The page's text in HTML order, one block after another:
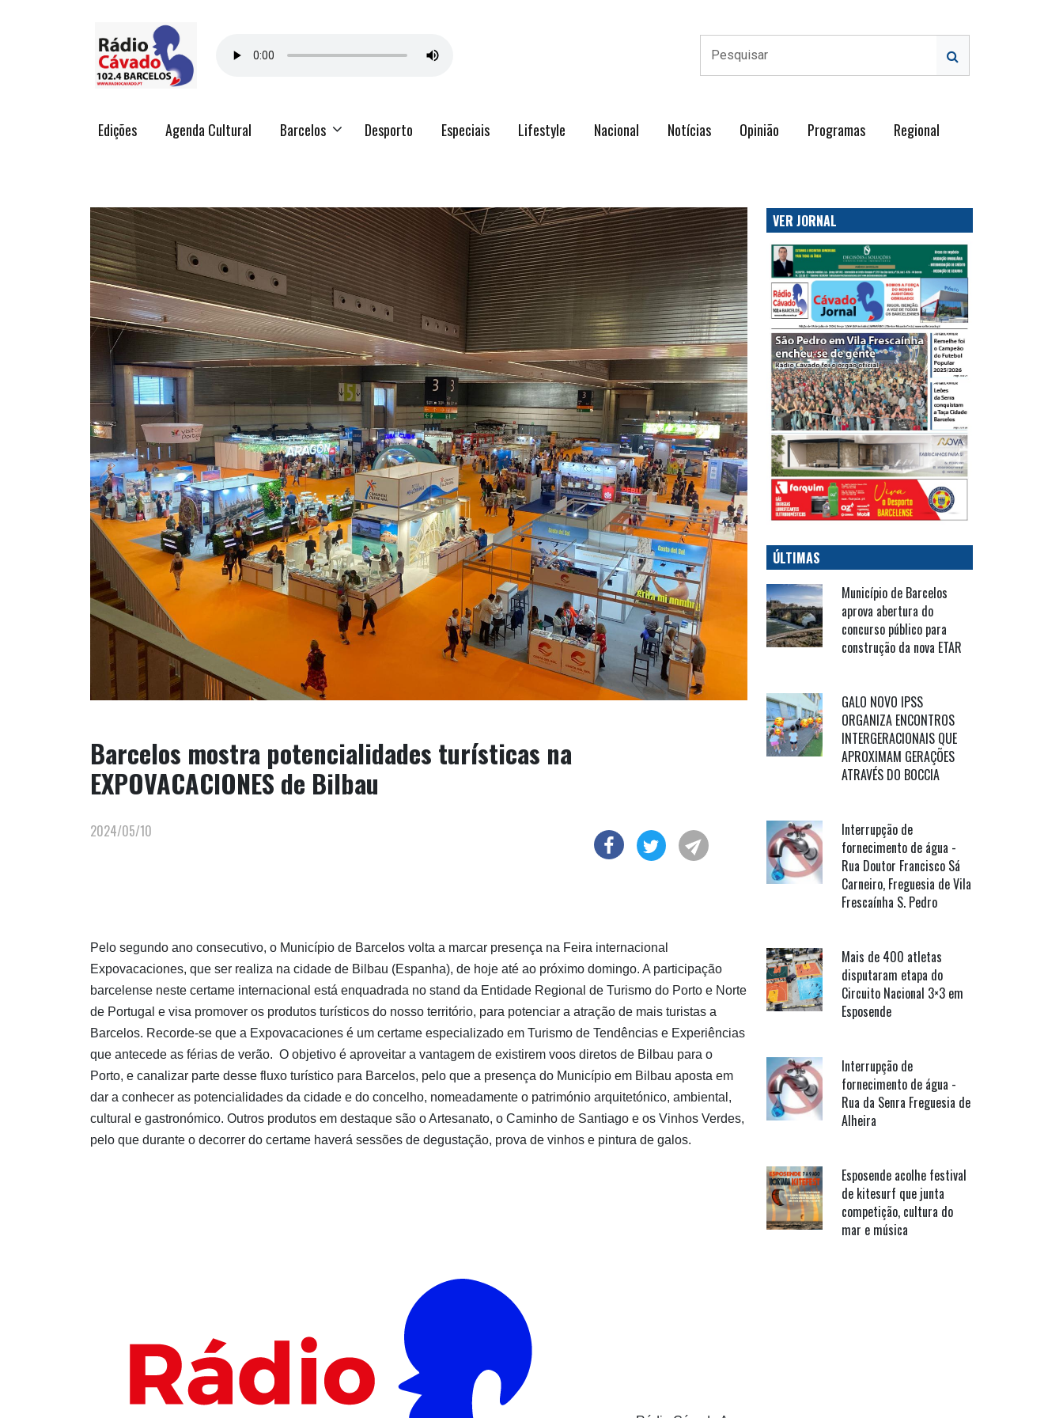
Edições Agenda Cultural Barcelos Desporto Especiais Lifestyle Nacional Notícias Opinião Programas Regional
Barcelos mostra potencialidades turísticas na
EXPOVACACIONES de Bilbau
2024/05/10
Pelo segundo ano consecutivo, o Município de Barcelos volta a marcar presença na Feira internacional
Expovacaciones, que ser realiza na cidade de Bilbau (Espanha), de hoje até ao próximo domingo. A participação
barcelense neste certame internacional está enquadrada no stand da Entidade Regional de Turismo do Porto e Norte
de Portugal e visa promover os produtos turísticos do nosso território, para potenciar a atração de mais turistas a
Barcelos. Recorde-se que a Expovacaciones é um certame especializado em Turismo de Tendências e Experiências
que antecede as férias de verão. O objetivo é aproveitar a vantagem de existirem voos diretos de Bilbau para o
Porto, e canalizar parte desse fluxo turístico para Barcelos, pelo que a presença do Município em Bilbau aposta em
dar a conhecer as potencialidades da cidade e do concelho, nomeadamente o património arquitetónico, ambiental,
cultural e gastronómico. Outros produtos em destaque são o Artesanato, o Caminho de Santiago e os Vinhos Verdes,
pelo que durante o decorrer do certame haverá sessões de degustação, prova de vinhos e pintura de galos.
VER JORNAL
ÚLTIMAS
Município de Barcelos
aprova abertura do
concurso público para
construção da nova ETAR
GALO NOVO IPSS
ORGANIZA ENCONTROS
INTERGERACIONAIS QUE
APROXIMAM GERAÇÕES
ATRAVÉS DO BOCCIA
Interrupção de
fornecimento de água -
Rua Doutor Francisco Sá
Carneiro, Freguesia de Vila
Frescaínha S. Pedro
Mais de 400 atletas
disputaram etapa do
Circuito Nacional 3×3 em
Esposende
Interrupção de
fornecimento de água -
Rua da Senra Freguesia de
Alheira
Esposende acolhe festival
de kitesurf que junta
competição, cultura do
mar e música